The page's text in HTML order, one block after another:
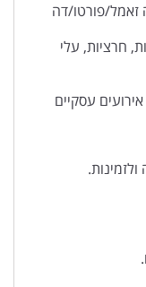
זאמל/פורטו/דה
חרציות, עלי
עסקיים